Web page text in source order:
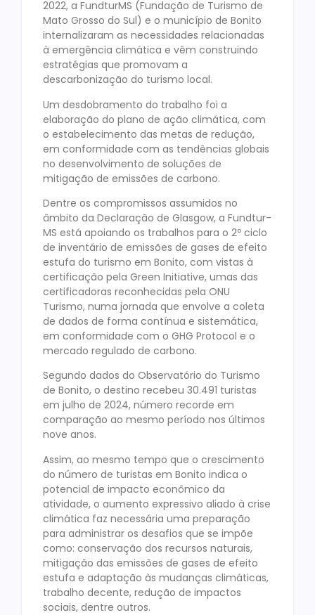
2022, a FundturMS (Fundação de Turismo de
Mato Grosso do Sul) e o município de Bonito
internalizaram as necessidades relacionadas
à emergência climática e vêm construindo
estratégias que promovam a
descarbonização do turismo local.
Um desdobramento do trabalho foi a
elaboração do plano de ação climática, com
o estabelecimento das metas de redução,
em conformidade com as tendências globais
no desenvolvimento de soluções de
mitigação de emissões de carbono.
Dentre os compromissos assumidos no
âmbito da Declaração de Glasgow, a Fundtur-
MS está apoiando os trabalhos para o 2º ciclo
de inventário de emissões de gases de efeito
estufa do turismo em Bonito, com vistas à
certificação pela Green Initiative, umas das
certificadoras reconhecidas pela ONU
Turismo, numa jornada que envolve a coleta
de dados de forma contínua e sistemática,
em conformidade com o GHG Protocol e o
mercado regulado de carbono.
Segundo dados do Observatório do Turismo
de Bonito, o destino recebeu 30.491 turistas
em julho de 2024, número recorde em
comparação ao mesmo período nos últimos
nove anos.
Assim, ao mesmo tempo que o crescimento
do número de turistas em Bonito indica o
potencial de impacto econômico da
atividade, o aumento expressivo aliado à crise
climática faz necessária uma preparação
para administrar os desafios que se impõe
como: conservação dos recursos naturais,
mitigação das emissões de gases de efeito
estufa e adaptação às mudanças climáticas,
trabalho decente, redução de impactos
sociais, dentre outros.